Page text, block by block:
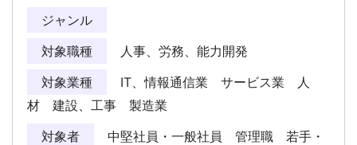
ジャンル
対象職種
人事、労務、能力開発
対象業種
IT、情報通信業 サービス業 人
材 建設、工事 製造業
対象者
中堅社員・一般社員 管理職 若手・